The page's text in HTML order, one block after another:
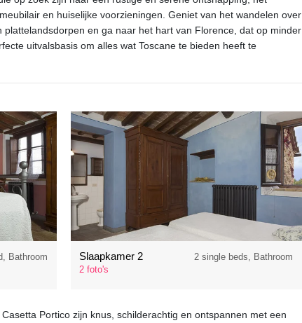
en huiselijke voorzieningen. Geniet van het wandelen over
en ga naar het hart van Florence, dat op minder
uitvalsbasis om alles wat Toscane te bieden heeft te
Bathroom Slaapkamer 2
2 foto's
2 single beds, Bathroom
Portico zijn knus, schilderachtig en ontspannen met een